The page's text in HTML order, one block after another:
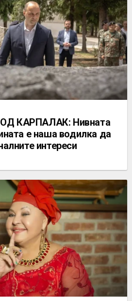
КАРПАЛАК: Нивната
е наша водилка да
интереси